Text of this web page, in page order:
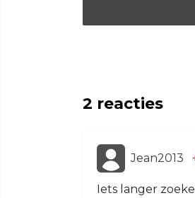
2 reacties
Jean2013
Iets langer